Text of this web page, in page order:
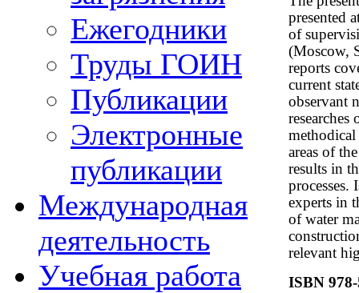
Ежегодники
Труды ГОИН
Публикации
Электронные
публикации
Международная
деятельность
Учебная работа
presented
of
(Moscow,
reports
current
observant
researches
methodical
areas of
results in
processes.
experts in
of water
relevant
ISBN